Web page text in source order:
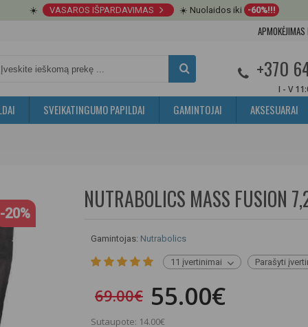
☀️ VASAROS IŠPARDAVIMAS ☀️ Nuolaidos iki -60%!!!
+370
I - V
SVEIKATINGUMO PAPILDAI GAMINTOJAI AKSESUARAI
-20%
NUTRABOLICS MASS FUSION
Gamintojas: Nutrabolics
11 įvertinimai Parašyti
69.00€ 55.00€
Sutaupote: 14.00€